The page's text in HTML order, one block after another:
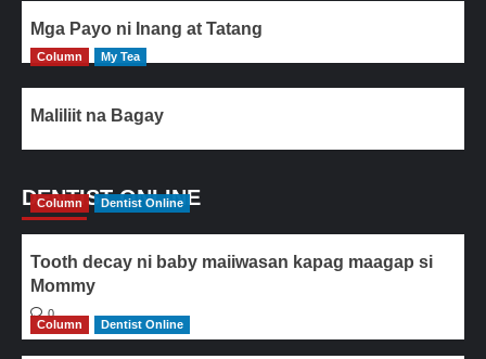
Mga Payo ni Inang at Tatang
Column My Tea
Maliliit na Bagay
DENTIST ONLINE
Column Dentist Online
Tooth decay ni baby maiiwasan kapag maagap si
Mommy
0
Column
Dentist Online